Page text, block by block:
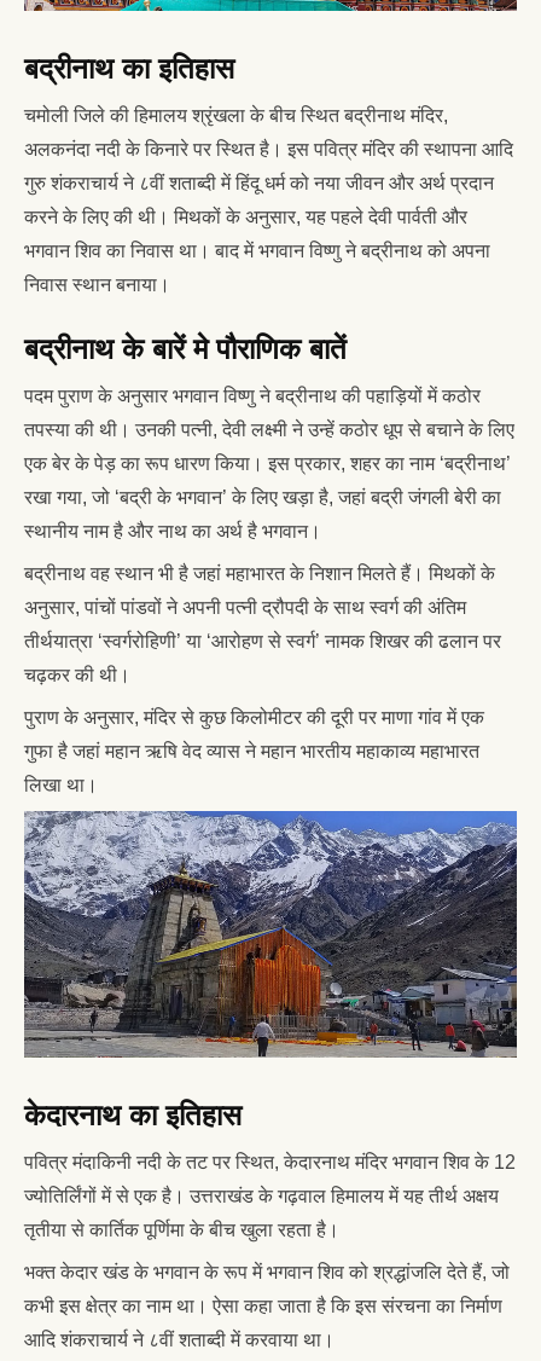
बद्रीनाथ का इतिहास
चमोली जिले की हिमालय श्रृंखला के बीच स्थित बद्रीनाथ मंदिर,
अलकनंदा नदी के किनारे पर स्थित है। इस पवित्र मंदिर की स्थापना आदि
गुरु शंकराचार्य ने ८वीं शताब्दी में हिंदू धर्म को नया जीवन और अर्थ प्रदान
करने के लिए की थी। मिथकों के अनुसार, यह पहले देवी पार्वती और
भगवान शिव का निवास था। बाद में भगवान विष्णु ने बद्रीनाथ को अपना
निवास स्थान बनाया।
बद्रीनाथ के बारें मे पौराणिक बातें
पदम पुराण के अनुसार भगवान विष्णु ने बद्रीनाथ की पहाड़ियों में कठोर
तपस्या की थी। उनकी पत्नी, देवी लक्ष्मी ने उन्हें कठोर धूप से बचाने के लिए
एक बेर के पेड़ का रूप धारण किया। इस प्रकार, शहर का नाम ‘बद्रीनाथ’
रखा गया, जो ‘बद्री के भगवान’ के लिए खड़ा है, जहां बद्री जंगली बेरी का
स्थानीय नाम है और नाथ का अर्थ है भगवान।
बद्रीनाथ वह स्थान भी है जहां महाभारत के निशान मिलते हैं। मिथकों के
अनुसार, पांचों पांडवों ने अपनी पत्नी द्रौपदी के साथ स्वर्ग की अंतिम
तीर्थयात्रा ‘स्वर्गरोहिणी’ या ‘आरोहण से स्वर्ग’ नामक शिखर की ढलान पर
चढ़कर की थी।
पुराण के अनुसार, मंदिर से कुछ किलोमीटर की दूरी पर माणा गांव में एक
गुफा है जहां महान ऋषि वेद व्यास ने महान भारतीय महाकाव्य महाभारत
लिखा था।
केदारनाथ का इतिहास
पवित्र मंदाकिनी नदी के तट पर स्थित, केदारनाथ मंदिर भगवान शिव के 12
ज्योतिर्लिंगों में से एक है। उत्तराखंड के गढ़वाल हिमालय में यह तीर्थ अक्षय
तृतीया से कार्तिक पूर्णिमा के बीच खुला रहता है।
भक्त केदार खंड के भगवान के रूप में भगवान शिव को श्रद्धांजलि देते हैं, जो
कभी इस क्षेत्र का नाम था। ऐसा कहा जाता है कि इस संरचना का निर्माण
आदि शंकराचार्य ने ८वीं शताब्दी में करवाया था।